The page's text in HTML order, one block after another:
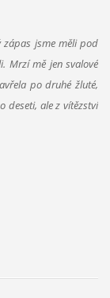
zápas jsme měli pod
Mrzí mě jen svalové
po druhé žluté,
deseti, ale z vítězství